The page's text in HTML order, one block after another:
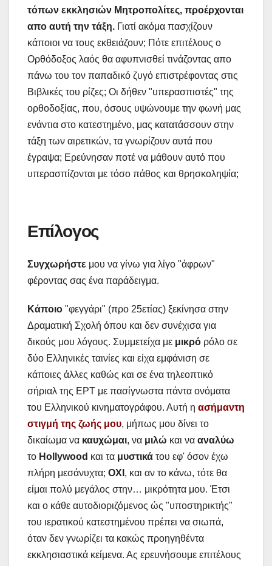
τόπων εκκλησιών Μητροπολίτες, προέρχονται
απο αυτή την τάξη. Γιατί ακόμα πασχίζουν
κάποιοι να τους εκθειάζουν; Πότε επιτέλους ο
Ορθόδοξος λαός θα αφυπνισθεί τινάζοντας απο
πάνω του τον παπαδικό ζυγό επιστρέφοντας στις
Βιβλικές του ρίζες; Οι δήθεν "υπερασπιστές" της
ορθοδοξίας, που, όσους υψώνουμε την φωνή μας
ενάντια στο κατεστημένο, μας κατατάσσουν στην
τάξη των αιρετικών, τα γνωρίζουν αυτά που
έγραψα; Ερεύνησαν ποτέ να μάθουν αυτό που
υπερασπίζονται με τόσο πάθος και θρησκοληψία;
Επίλογος
Συγχωρήστε μου να γίνω για λίγο "άφρων"
φέροντας σας ένα παράδειγμα.
Κάποιο "φεγγάρι" (προ 25ετίας) ξεκίνησα στην
Δραματική Σχολή όπου και δεν συνέχισα για
δικούς μου λόγους. Συμμετείχα με μικρό ρόλο σε
δύο Ελληνικές ταινίες και είχα εμφάνιση σε
κάποιες άλλες καθώς και σε ένα τηλεοπτικό
σήριαλ της ΕΡΤ με πασίγνωστα πάντα ονόματα
του Ελληνικού κινηματογράφου. Αυτή η ασήμαντη
στιγμή της ζωής μου, μήπως μου δίνει το
δικαίωμα να καυχώμαι, να μιλώ και να αναλύω
το Hollywood και τα μυστικά του εφ' όσον έχω
πλήρη μεσάνυχτα; ΟΧΙ , και αν το κάνω, τότε θα
είμαι πολύ μεγάλος στην… μικρότητα μου. Έτσι
και ο κάθε αυτοδιοριζόμενος ώς "υποστηρικτής"
του ιερατικού κατεστημένου πρέπει να σιωπά,
όταν δεν γνωρίζει τα κακώς προηγηθέντα
εκκλησιαστικά κείμενα. Ας ερευνήσουμε επιτέλους